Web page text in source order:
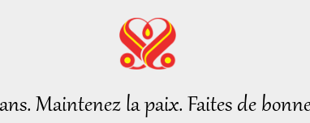
Maintenez la paix. Faites de